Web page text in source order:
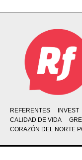
REFERENTES INVEST
CALIDAD DE VIDA
CORAZÓN DEL NORTE